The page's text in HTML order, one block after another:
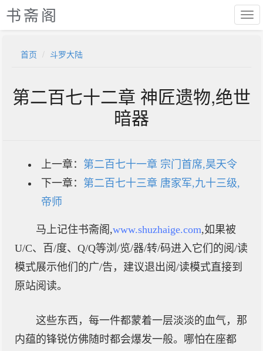
书斋阁
首页 斗罗大陆
第二百七十二章 神匠遗物,绝世
暗器
上一章： 第二百七十一章 宗门首席,昊天令
下一章： 第二百七十三章 唐家军,九十三级,
帝师
马上记住书斋阁,www.shuzhaige.com,如果被
U/C、百/度、Q/Q等浏/览/器/转/码进入它们的阅/读
模式展示他们的广/告，建议退出阅/读模式直接到
原站阅读。
这些东西，每一件都蒙着一层淡淡的血气，那
内蕴的锋锐仿佛随时都会爆发一般。哪怕在座都